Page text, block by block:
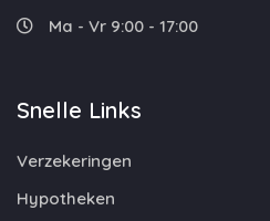
Ma - Vr 9:00 - 17:00
Snelle Links
Verzekeringen
Hypotheken